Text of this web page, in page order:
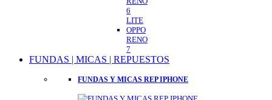
6
LITE
OPPO
RENO
7
FUNDAS | MICAS | REPUESTOS
FUNDAS Y MICAS REP IPHONE